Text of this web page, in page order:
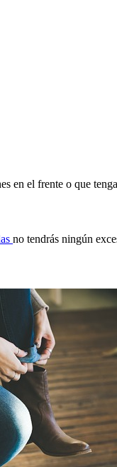
en el frente o que
no tendrás ningún